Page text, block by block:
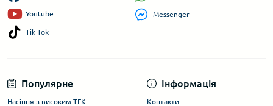
Популярне
Насіння з високим ТГК
Інформація
Контакти
Youtube
Tik Tok
Messenger